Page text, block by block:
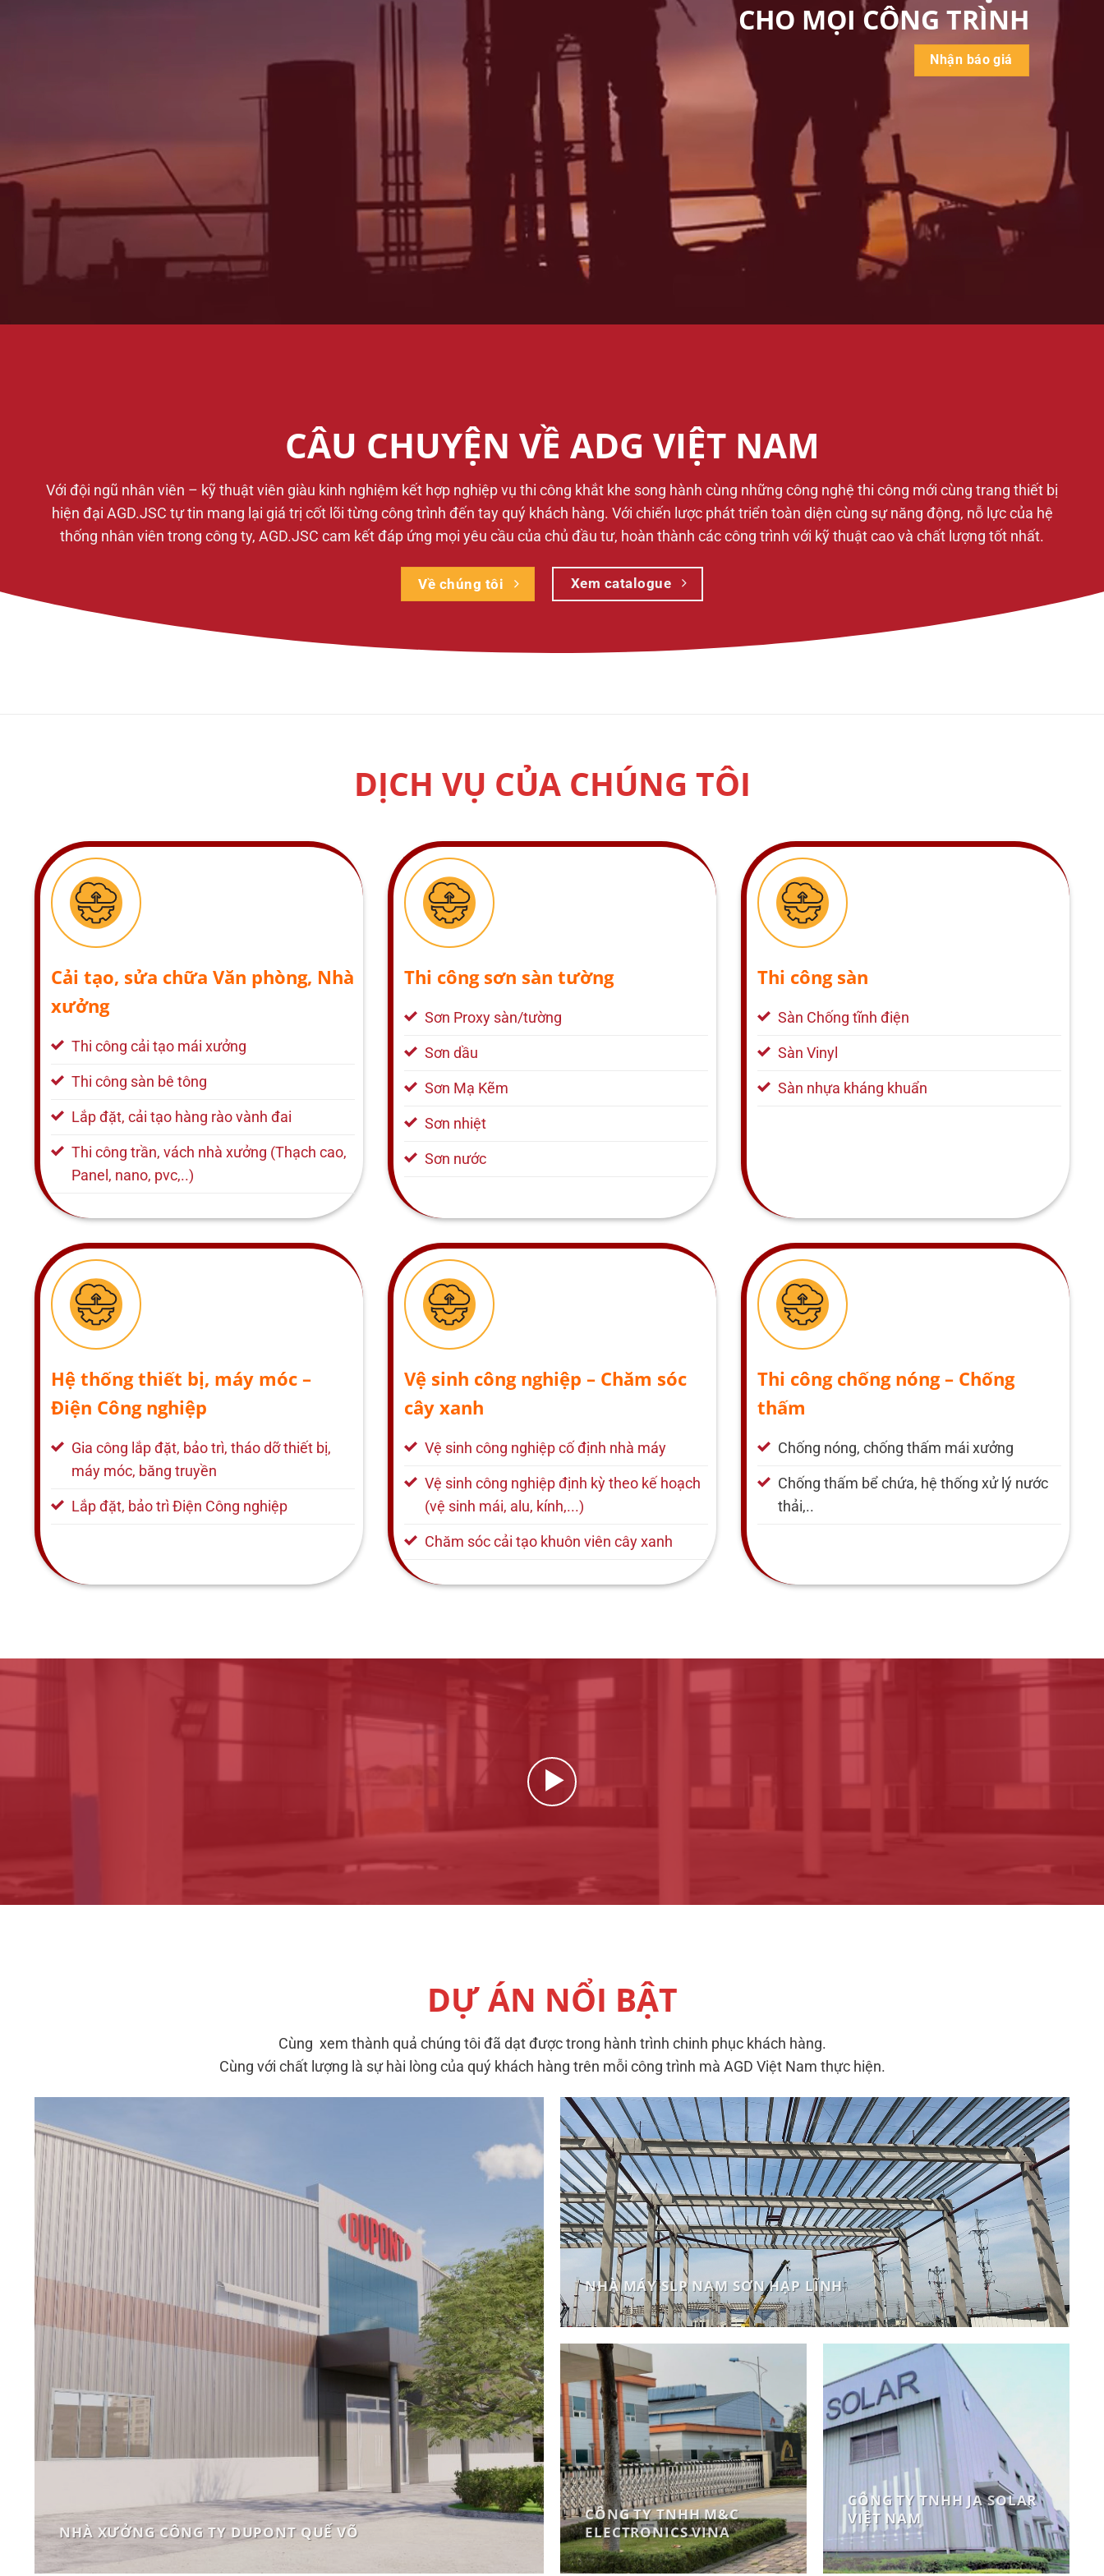
CHO MỌI CÔNG TRÌNH
Nhận báo giá
CÂU CHUYỆN VỀ ADG VIỆT NAM
Với đội ngũ nhân viên – kỹ thuật viên giàu kinh nghiệm kết hợp nghiệp vụ thi công khắt khe song hành cùng những công nghệ thi công mới cùng trang thiết bị
hiện đại AGD.JSC tự tin mang lại giá trị cốt lõi từng công trình đến tay quý khách hàng. Với chiến lược phát triển toàn diện cùng sự năng động, nỗ lực của hệ
thống nhân viên trong công ty, AGD.JSC cam kết đáp ứng mọi yêu cầu của chủ đầu tư, hoàn thành các công trình với kỹ thuật cao và chất lượng tốt nhất.
Về chúng tôi Xem catalogue
DỊCH VỤ CỦA CHÚNG TÔI
Cải tạo, sửa chữa Văn phòng, Nhà
xưởng
Thi công cải tạo mái xưởng
Thi công sàn bê tông
Lắp đặt, cải tạo hàng rào vành đai
Thi công trần, vách nhà xưởng (Thạch cao,
Panel, nano, pvc,..)
Thi công sơn sàn tường
Sơn Proxy sàn/tường
Sơn dầu
Sơn Mạ Kẽm
Sơn nhiệt
Sơn nước
Thi công sàn
Sàn Chống tĩnh điện
Sàn Vinyl
Sàn nhựa kháng khuẩn
Hệ thống thiết bị, máy móc –
Điện Công nghiệp
Gia công lắp đặt, bảo trì, tháo dỡ thiết bị,
máy móc, băng truyền
Lắp đặt, bảo trì Điện Công nghiệp
Vệ sinh công nghiệp – Chăm sóc
cây xanh
Vệ sinh công nghiệp cố định nhà máy
Vệ sinh công nghiệp định kỳ theo kế hoạch
(vệ sinh mái, alu, kính,...)
Chăm sóc cải tạo khuôn viên cây xanh
Thi công chống nóng – Chống
thấm
Chống nóng, chống thấm mái xưởng
Chống thấm bể chứa, hệ thống xử lý nước
thải,..
DỰ ÁN NỔI BẬT
Cùng xem thành quả chúng tôi đã dạt được trong hành trình chinh phục khách hàng.
Cùng với chất lượng là sự hài lòng của quý khách hàng trên mỗi công trình mà AGD Việt Nam thực hiện.
NHÀ XƯỞNG CÔNG TY DUPONT QUẾ VÕ
NHÀ MÁY SLP NAM SƠN HẠP LĨNH
CÔNG TY TNHH M&C
ELECTRONICS VINA
CÔNG TY TNHH JA SOLAR
VIỆT NAM